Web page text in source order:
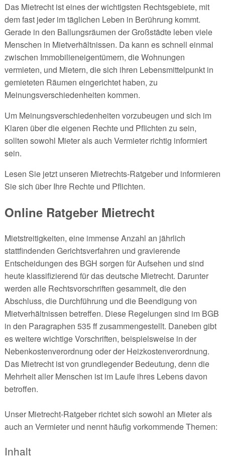
Das Mietrecht ist eines der wichtigsten Rechtsgebiete, mit
dem fast jeder im täglichen Leben in Berührung kommt.
Gerade in den Ballungsräumen der Großstädte leben viele
Menschen in Mietverhältnissen. Da kann es schnell einmal
zwischen Immobilieneigentümern, die Wohnungen
vermieten, und Mietern, die sich ihren Lebensmittelpunkt in
gemieteten Räumen eingerichtet haben, zu
Meinungsverschiedenheiten kommen.
Um Meinungsverschiedenheiten vorzubeugen und sich im
Klaren über die eigenen Rechte und Pflichten zu sein,
sollten sowohl Mieter als auch Vermieter richtig informiert
sein.
Lesen Sie jetzt unseren Mietrechts-Ratgeber und informieren
Sie sich über Ihre Rechte und Pflichten.
Online Ratgeber Mietrecht
Mietstreitigkeiten, eine immense Anzahl an jährlich
stattfindenden Gerichtsverfahren und gravierende
Entscheidungen des BGH sorgen für Aufsehen und sind
heute klassifizierend für das deutsche Mietrecht. Darunter
werden alle Rechtsvorschriften gesammelt, die den
Abschluss, die Durchführung und die Beendigung von
Mietverhältnissen betreffen. Diese Regelungen sind im BGB
in den Paragraphen 535 ff zusammengestellt. Daneben gibt
es weitere wichtige Vorschriften, beispielsweise in der
Nebenkostenverordnung oder der Heizkostenverordnung.
Das Mietrecht ist von grundlegender Bedeutung, denn die
Mehrheit aller Menschen ist im Laufe ihres Lebens davon
betroffen.
Unser Mietrecht-Ratgeber richtet sich sowohl an Mieter als
auch an Vermieter und nennt häufig vorkommende Themen:
Inhalt